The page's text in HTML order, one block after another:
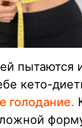
пытаются
кето-
голодание.